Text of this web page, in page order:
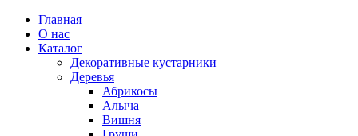
Главная
О нас
Каталог
Декоративные кустарники
Деревья
Абрикосы
Алыча
Вишня